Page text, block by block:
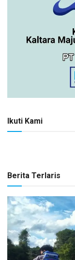
Ikuti Kami
Berita Terlaris